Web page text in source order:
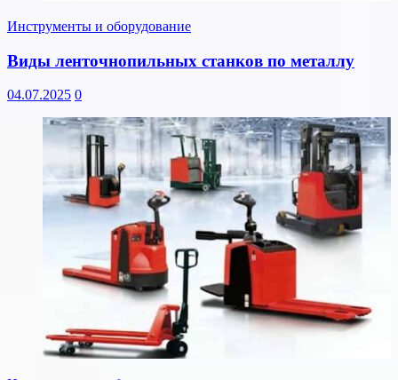
Инструменты и оборудование
Виды ленточнопильных станков по металлу
04.07.2025 0